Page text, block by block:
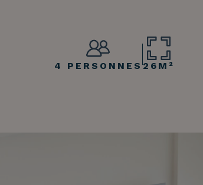
à tout moment de la journée.
4 PERSONNES 26M²